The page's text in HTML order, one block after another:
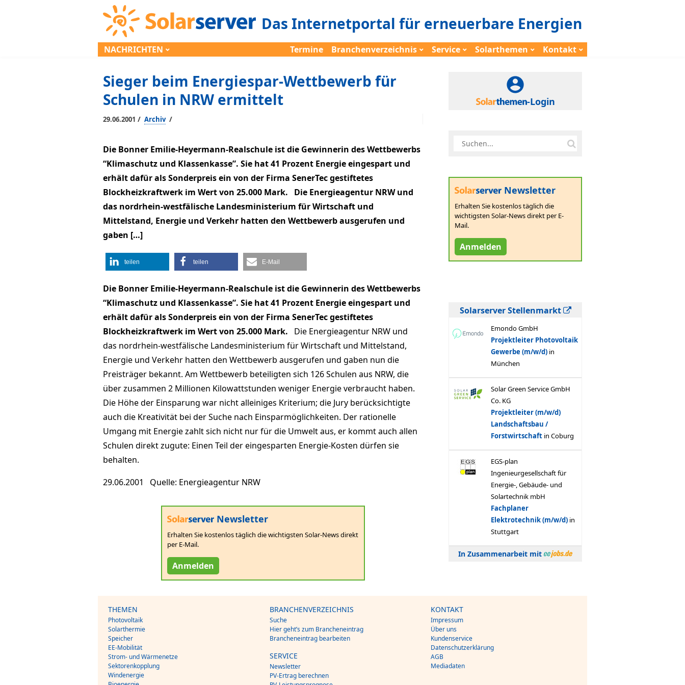
Das Internetportal für erneuerbare Energien
NACHRICHTEN Termine Branchenverzeichnis Service Solarthemen Kontakt
Sieger beim Energiespar-Wettbewerb für
Schulen in NRW ermittelt
29.06.2001 / Archiv /
Die Bonner Emilie-Heyermann-Realschule ist die Gewinnerin des Wettbewerbs
“Klimaschutz und Klassenkasse”. Sie hat 41 Prozent Energie eingespart und
erhält dafür als Sonderpreis ein von der Firma SenerTec gestiftetes
Blockheizkraftwerk im Wert von 25.000 Mark. Die Energieagentur NRW und
das nordrhein-westfälische Landesministerium für Wirtschaft und
Mittelstand, Energie und Verkehr hatten den Wettbewerb ausgerufen und
gaben […]
teilen teilen E-Mail
Die Bonner Emilie-Heyermann-Realschule ist die Gewinnerin des Wettbewerbs
“Klimaschutz und Klassenkasse”. Sie hat 41 Prozent Energie eingespart und
erhält dafür als Sonderpreis ein von der Firma SenerTec gestiftetes
Blockheizkraftwerk im Wert von 25.000 Mark. Die Energieagentur NRW und
das nordrhein-westfälische Landesministerium für Wirtschaft und Mittelstand,
Energie und Verkehr hatten den Wettbewerb ausgerufen und gaben nun die
Preisträger bekannt. Am Wettbewerb beteiligten sich 126 Schulen aus NRW, die
über zusammen 2 Millionen Kilowattstunden weniger Energie verbraucht haben.
Die Höhe der Einsparung war nicht alleiniges Kriterium; die Jury berücksichtigte
auch die Kreativität bei der Suche nach Einsparmöglichkeiten. Der rationelle
Umgang mit Energie zahlt sich nicht nur für die Umwelt aus, er kommt auch allen
Schulen direkt zugute: Einen Teil der eingesparten Energie-Kosten dürfen sie
behalten.
29.06.2001 Quelle: Energieagentur NRW
Newsletter
Erhalten Sie kostenlos täglich die wichtigsten Solar-News direkt
per E-Mail.
Anmelden
-Login
Newsletter
Erhalten Sie kostenlos täglich die
wichtigsten Solar-News direkt per E-
Mail.
Anmelden
Solarserver Stellenmarkt
In Zusammenarbeit mit
THEMEN
Photovoltaik
Solarthermie
Speicher
EE-Mobilität
Strom- und Wärmenetze
Sektorenkopplung
Windenergie
BRANCHENVERZEICHNIS
Suche
Hier geht’s zum Brancheneintrag
Brancheneintrag bearbeiten
SERVICE
Newsletter
PV-Ertrag berechnen
KONTAKT
Impressum
Über uns
Kundenservice
Datenschutzerklärung
AGB
Mediadaten